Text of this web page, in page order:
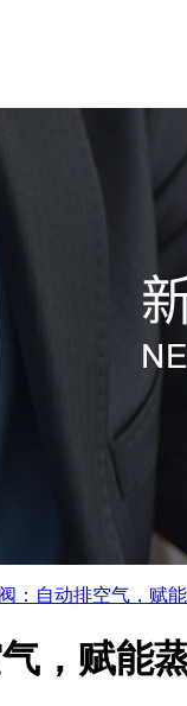
：自动排空气，赋
，赋能